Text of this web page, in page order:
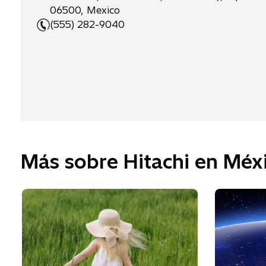
06500, Mexico
(555) 282-9040
Más sobre Hitachi en